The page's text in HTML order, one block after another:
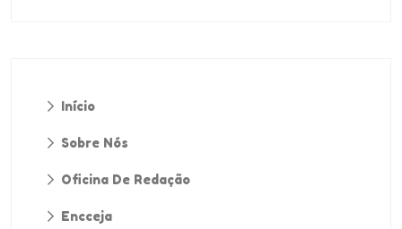
Início
Sobre Nós
Oficina De Redação
Encceja